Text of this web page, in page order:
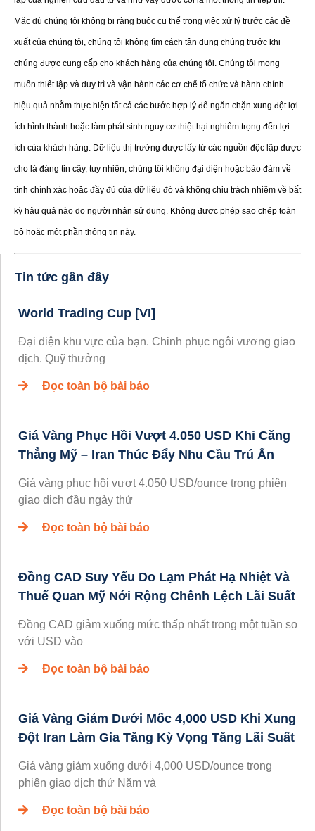
Mặc dù chúng tôi không bị ràng buộc cụ thể trong việc xử lý trước các đề
xuất của chúng tôi, chúng tôi không tìm cách tận dụng chúng trước khi
chúng được cung cấp cho khách hàng của chúng tôi. Chúng tôi mong
muốn thiết lập và duy trì và vận hành các cơ chế tổ chức và hành chính
hiệu quả nhằm thực hiện tất cả các bước hợp lý để ngăn chặn xung đột lợi
ích hình thành hoặc làm phát sinh nguy cơ thiệt hại nghiêm trọng đến lợi
ích của khách hàng. Dữ liệu thị trường được lấy từ các nguồn độc lập được
cho là đáng tin cậy, tuy nhiên, chúng tôi không đại diện hoặc bảo đảm về
tính chính xác hoặc đầy đủ của dữ liệu đó và không chịu trách nhiệm về bất
kỳ hậu quả nào do người nhận sử dụng. Không được phép sao chép toàn
bộ hoặc một phần thông tin này.
Tin tức gần đây
World Trading Cup [VI]
Đại diện khu vực của bạn. Chinh phục ngôi vương giao
dịch. Quỹ thưởng
Đọc toàn bộ bài báo
Giá Vàng Phục Hồi Vượt 4.050 USD Khi Căng
Thẳng Mỹ – Iran Thúc Đẩy Nhu Cầu Trú Ẩn
Giá vàng phục hồi vượt 4.050 USD/ounce trong phiên
giao dịch đầu ngày thứ
Đọc toàn bộ bài báo
Đồng CAD Suy Yếu Do Lạm Phát Hạ Nhiệt Và
Thuế Quan Mỹ Nới Rộng Chênh Lệch Lãi Suất
Đồng CAD giảm xuống mức thấp nhất trong một tuần so
với USD vào
Đọc toàn bộ bài báo
Giá Vàng Giảm Dưới Mốc 4,000 USD Khi Xung
Đột Iran Làm Gia Tăng Kỳ Vọng Tăng Lãi Suất
Giá vàng giảm xuống dưới 4,000 USD/ounce trong
phiên giao dịch thứ Năm và
Đọc toàn bộ bài báo